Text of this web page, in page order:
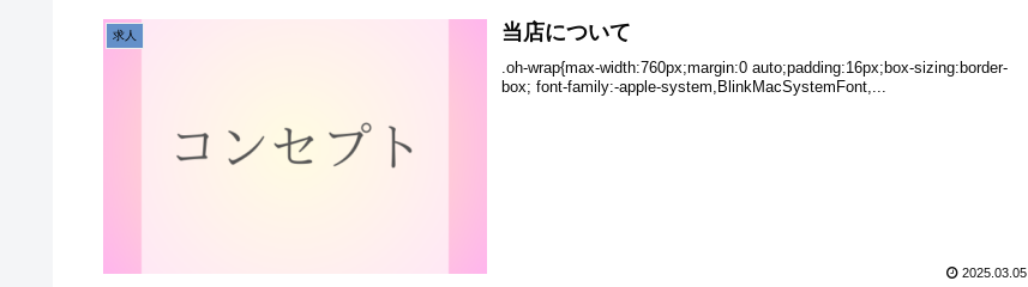
求人 当店について
.oh-wrap{max-width:760px;margin:0 auto;padding:16px;box-sizing:border-
box; font-family:-apple-system,BlinkMacSystemFont,...
2025.03.05